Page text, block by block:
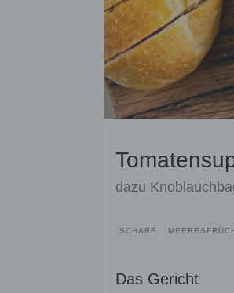
dazu
SCHARF
Das Gericht